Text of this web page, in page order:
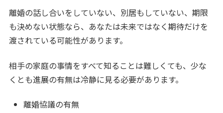
離婚の話し合いをしていない、別居もしていない、期限
も決めない状態なら、あなたは未来ではなく期待だけを
渡されている可能性があります。
相手の家庭の事情をすべて知ることは難しくても、少な
くとも進展の有無は冷静に見る必要があります。
離婚協議の有無